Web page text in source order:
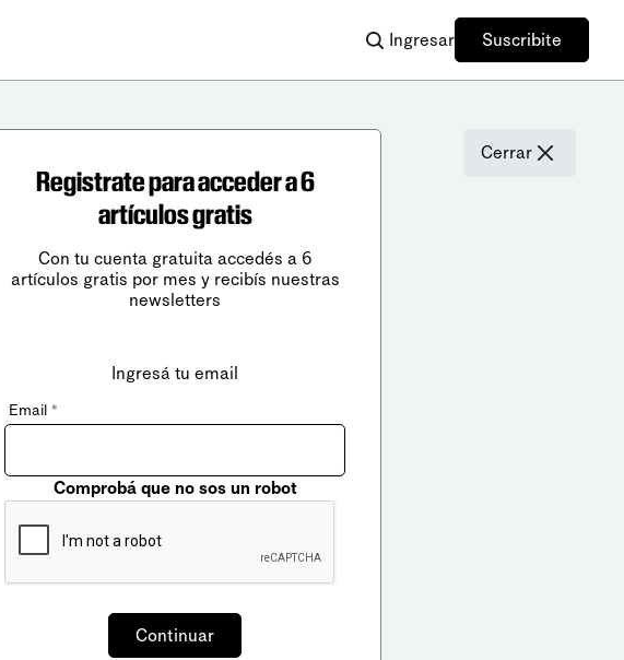
Ingresar Suscribite
Cerrar
Registrate para acceder a 6
artículos gratis
Con tu cuenta gratuita accedés a 6
artículos gratis por mes y recibís nuestras
newsletters
Ingresá tu email
Email *
Comprobá que no sos un robot